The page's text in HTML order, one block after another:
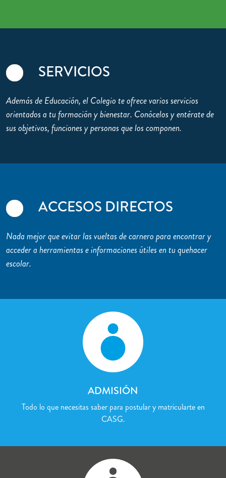
SERVICIOS
Además de Educación, el Colegio te ofrece varios servicios
orientados a tu formación y bienestar. Conócelos y entérate de
sus objetivos, funciones y personas que los componen.
ACCESOS DIRECTOS
Nada mejor que evitar las vueltas de carnero para encontrar y
acceder a herramientas e informaciones útiles en tu quehacer
escolar.
ADMISIÓN
Todo lo que necesitas saber para postular y matricularte en
CASG.